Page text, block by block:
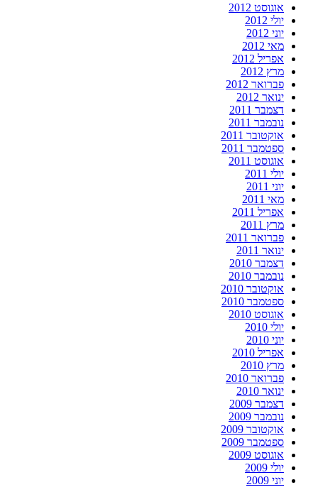
אוגוסט 2012
יולי 2012
יוני 2012
מאי 2012
אפריל 2012
מרץ 2012
פברואר 2012
ינואר 2012
דצמבר 2011
נובמבר 2011
אוקטובר 2011
ספטמבר 2011
אוגוסט 2011
יולי 2011
יוני 2011
מאי 2011
אפריל 2011
מרץ 2011
פברואר 2011
ינואר 2011
דצמבר 2010
נובמבר 2010
אוקטובר 2010
ספטמבר 2010
אוגוסט 2010
יולי 2010
יוני 2010
אפריל 2010
מרץ 2010
פברואר 2010
ינואר 2010
דצמבר 2009
נובמבר 2009
אוקטובר 2009
ספטמבר 2009
אוגוסט 2009
יולי 2009
יוני 2009